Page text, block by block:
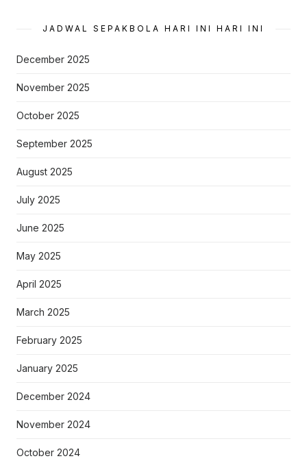
JADWAL SEPAKBOLA HARI INI HARI INI
December 2025
November 2025
October 2025
September 2025
August 2025
July 2025
June 2025
May 2025
April 2025
March 2025
February 2025
January 2025
December 2024
November 2024
October 2024